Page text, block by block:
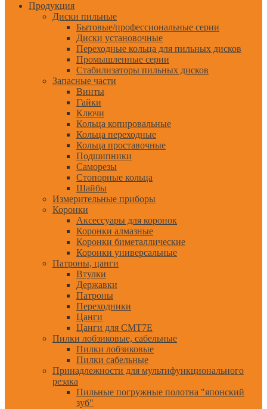
Продукция
Диски пильные
Бытовые/профессиональные серии
Диски установочные
Переходные кольца для пильных дисков
Промышленные серии
Стабилизаторы пильных дисков
Запасные части
Винты
Гайки
Ключи
Кольца копировальные
Кольца переходные
Кольца проставочные
Подшипники
Саморезы
Стопорные кольца
Шайбы
Измерительные приборы
Коронки
Аксессуары для коронок
Коронки алмазные
Коронки биметаллические
Коронки универсальные
Патроны, цанги
Втулки
Державки
Патроны
Переходники
Цанги
Цанги для CMT7E
Пилки лобзиковые, сабельные
Пилки лобзиковые
Пилки сабельные
Принадлежности для мультифункционального
резака
Пильные погружные полотна "японский
зуб"